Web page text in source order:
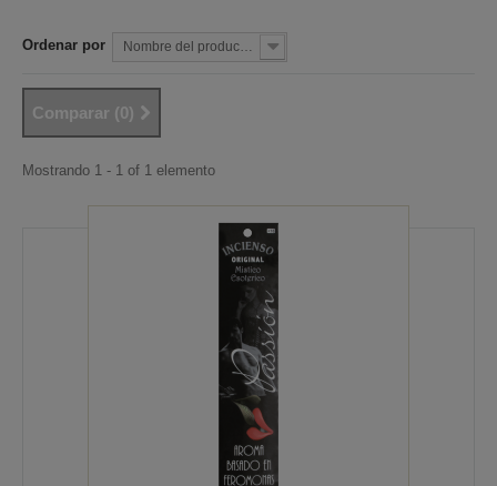
Ordenar por Nombre del producto: la A a la Z
Comparar (0)
Mostrando 1 - 1 of 1 elemento